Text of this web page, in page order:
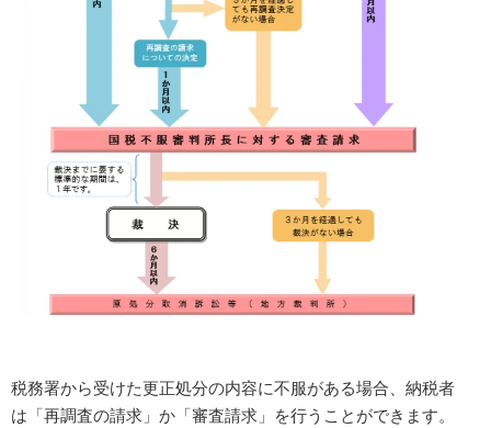
税務署から受けた更正処分の内容に不服がある場合、納税者
は「再調査の請求」か「審査請求」を行うことができます。